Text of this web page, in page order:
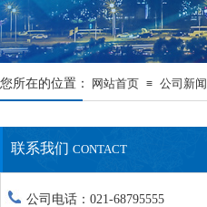
您所在的位置： 网站首页 ≡ 公司新闻
联系我们 CONTACT
最新资讯
公司电话：021-68795555